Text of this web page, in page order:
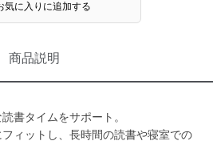
気に入りに追加する
商品説明
書タイムをサポート。
ィットし、長時間の読書や寝室での